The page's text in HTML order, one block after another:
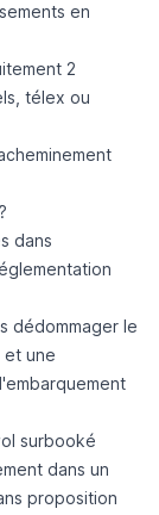
en
2
télex ou
dans
dédommager le
et une
surbooké
dans un
proposition